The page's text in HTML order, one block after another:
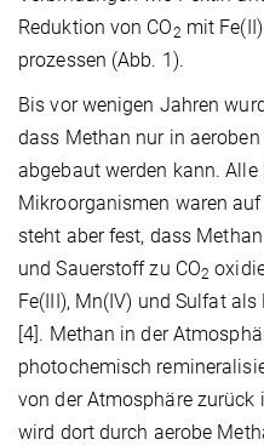
Reduktion von CO2 mit
prozessen (Abb. 1).
Bis vor wenigen Jahren
dass Methan nur in
abgebaut werden kann.
Mikroorganismen waren auf
steht aber fest, dass
und Sauerstoff zu CO2
Fe(III), Mn(IV) und Sulfat
[4]. Methan in der
photochemisch
von der Atmosphäre zurück
wird dort durch aerobe